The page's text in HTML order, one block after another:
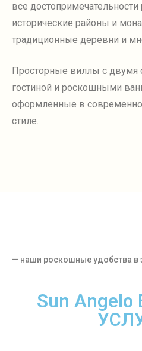
все
исторические районы и
традиционные деревни и
Просторные виллы с двумя
гостиной и роскошными
оформленные в
стиле.
— наши роскошные удобства в
Sun Angelo